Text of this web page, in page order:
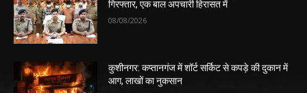
गिरफ्तार, एक बाल अपचारी हिरासत में
08/08/2026
कुशीनगर: कप्तानगंज में शॉर्ट सर्किट से कपड़े की दुकान में
आग, लाखों का नुकसान